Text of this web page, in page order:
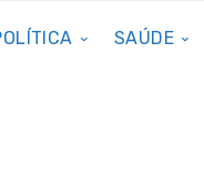
SAÚDE